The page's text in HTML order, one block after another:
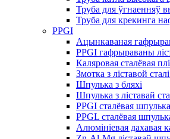
Труба для ўгнаенняў
Труба для крекинга
PPGI
Ацынкаваная
PPGI гафрыраваны
Каляровая сталёвая
Змотка з ліставой
Шпулька з бляхі
Шпулька з ліставай
PPGI сталёвая шпулька
PPGL сталёвая
Алюмініевая дахавая